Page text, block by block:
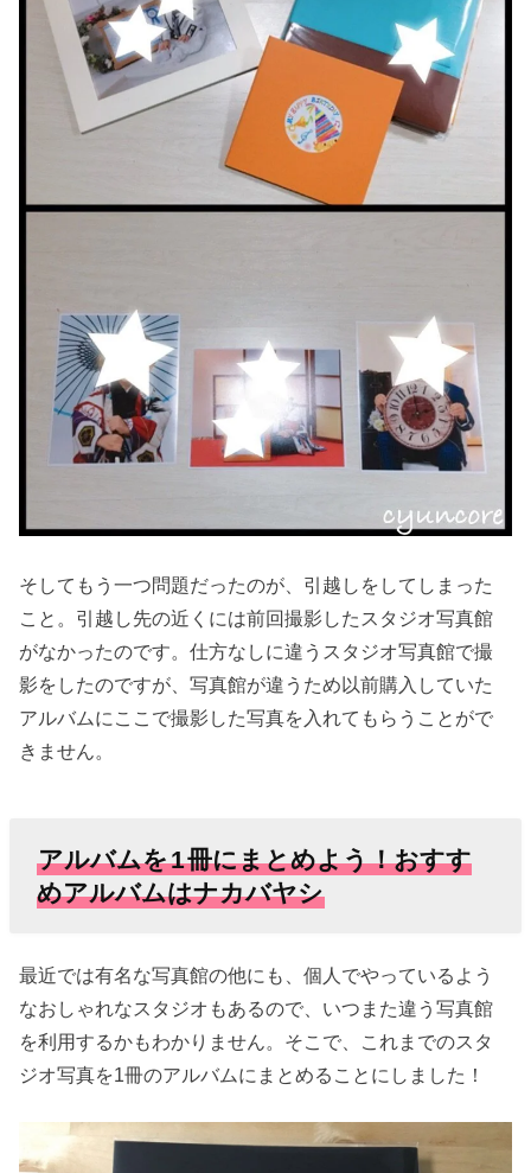
そしてもう一つ問題だったのが、引越しをしてしまった
こと。引越し先の近くには前回撮影したスタジオ写真館
がなかったのです。仕方なしに違うスタジオ写真館で撮
影をしたのですが、写真館が違うため以前購入していた
アルバムにここで撮影した写真を入れてもらうことがで
きません。
アルバムを1冊にまとめよう！おすす
めアルバムはナカバヤシ
最近では有名な写真館の他にも、個人でやっているよう
なおしゃれなスタジオもあるので、いつまた違う写真館
を利用するかもわかりません。そこで、これまでのスタ
ジオ写真を1冊のアルバムにまとめることにしました！